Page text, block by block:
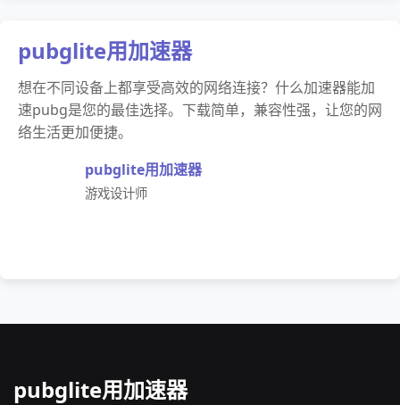
pubglite用加速器
想在不同设备上都享受高效的网络连接？什么加速器能加
速pubg是您的最佳选择。下载简单，兼容性强，让您的网
络生活更加便捷。
pubglite用加速器
游戏设计师
pubglite用加速器